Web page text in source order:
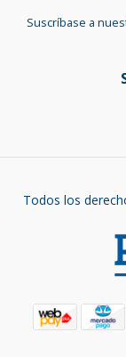
Suscríbase a
Todos los